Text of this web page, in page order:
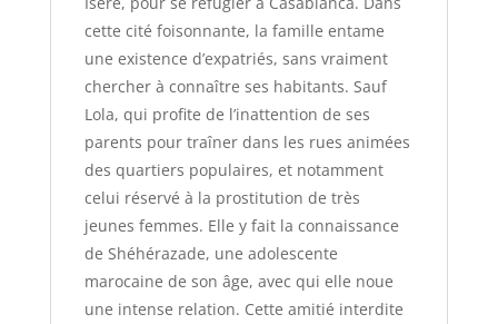
cette cité foisonnante, la famille entame
une existence d’expatriés, sans vraiment
chercher à connaître ses habitants. Sauf
Lola, qui profite de l’inattention de ses
parents pour traîner dans les rues animées
des quartiers populaires, et notamment
celui réservé à la prostitution de très
jeunes femmes. Elle y fait la connaissance
de Shéhérazade, une adolescente
marocaine de son âge, avec qui elle noue
une intense relation. Cette amitié interdite